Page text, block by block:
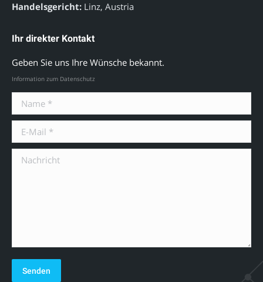
Handelsgericht: Linz, Austria
Ihr direkter Kontakt
Geben Sie uns Ihre Wünsche bekannt.
Information zum Datenschutz
Name *
E-Mail *
Nachricht
Senden